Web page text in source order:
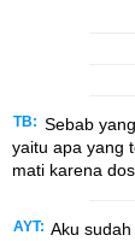
TB: Sebab
yaitu apa yang
mati karena
AYT: Aku